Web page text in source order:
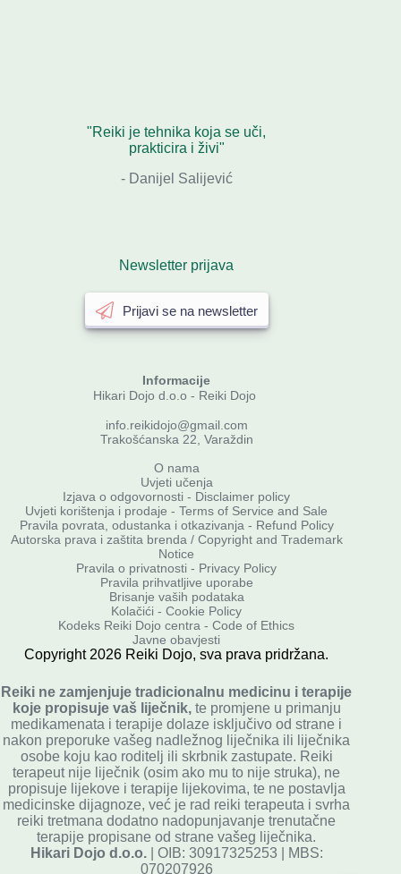
"Reiki je tehnika koja se uči,
prakticira i živi"
- Danijel Salijević
Newsletter prijava
Prijavi se na newsletter
Informacije
Hikari Dojo d.o.o - Reiki Dojo
info.reikidojo@gmail.com
Trakošćanska 22, Varaždin
O nama
Uvjeti učenja
Izjava o odgovornosti - Disclaimer policy
Uvjeti korištenja i prodaje - Terms of Service and Sale
Pravila povrata, odustanka i otkazivanja - Refund Policy
Autorska prava i zaštita brenda / Copyright and Trademark
Notice
Pravila o privatnosti - Privacy Policy
Pravila prihvatljive uporabe
Brisanje vaših podataka
Kolačići - Cookie Policy
Kodeks Reiki Dojo centra - Code of Ethics
Javne obavjesti
Copyright 2026 Reiki Dojo, sva prava pridržana.
Reiki ne zamjenjuje tradicionalnu medicinu i terapije
koje propisuje vaš liječnik,te promjene u primanju
medikamenata i terapije dolaze isključivo od strane i
nakon preporuke vašeg nadležnog liječnika ili liječnika
osobe koju kao roditelj ili skrbnik zastupate. Reiki
terapeut nije liječnik (osim ako mu to nije struka), ne
propisuje lijekove i terapije lijekovima, te ne postavlja
medicinske dijagnoze, već je rad reiki terapeuta i svrha
reiki tretmana dodatno nadopunjavanje trenutačne
terapije propisane od strane vašeg liječnika.
Hikari Dojo d.o.o.| OIB: 30917325253 | MBS:
070207926